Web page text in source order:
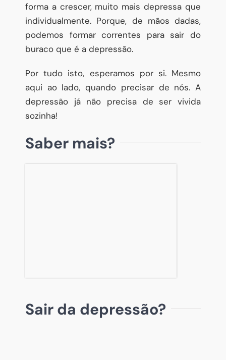
forma a crescer, muito mais depressa que
individualmente. Porque, de mãos dadas,
podemos formar correntes para sair do
buraco que é a depressão.
Por tudo isto, esperamos por si. Mesmo
aqui ao lado, quando precisar de nós. A
depressão já não precisa de ser vivida
sozinha!
Saber mais?
Sair da depressão?